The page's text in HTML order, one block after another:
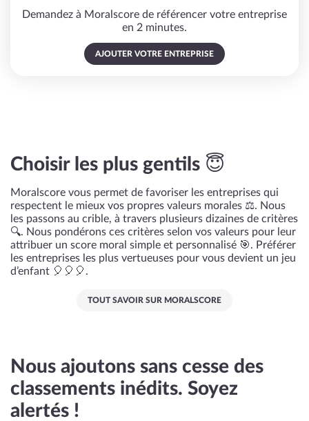
Demandez à Moralscore de référencer votre entreprise
en 2 minutes.
AJOUTER VOTRE ENTREPRISE
Choisir les plus gentils 😇
Moralscore vous permet de favoriser les entreprises qui
respectent le mieux vos propres valeurs morales ⚖️. Nous
les passons au crible, à travers plusieurs dizaines de critères
🔍. Nous pondérons ces critères selon vos valeurs pour leur
attribuer un score moral simple et personnalisé 🎯. Préférer
les entreprises les plus vertueuses pour vous devient un jeu
d’enfant 🎈🎈🎈.
TOUT SAVOIR SUR MORALSCORE
Nous ajoutons sans cesse des
classements inédits. Soyez
alertés !